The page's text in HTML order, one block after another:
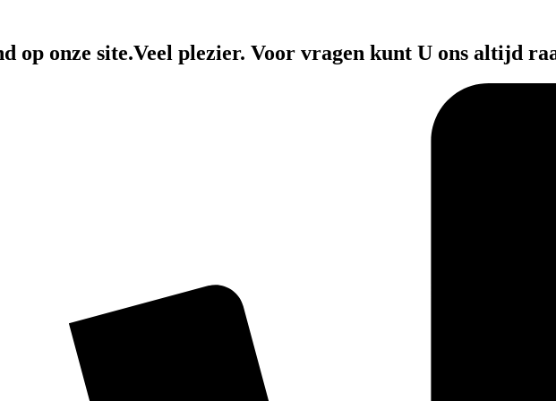
op onze site.Veel plezier. Voor vragen kunt U ons altijd